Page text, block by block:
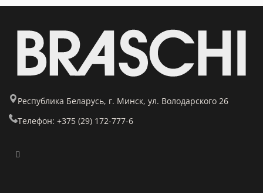
Республика Беларусь, г. Минск, ул. Володарского 26
Телефон: +375 (29) 172-777-6